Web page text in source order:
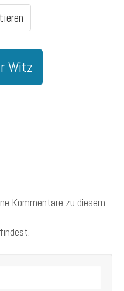
Witz
Kommentare zu diesem